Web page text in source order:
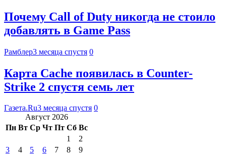
Почему Call of Duty никогда не стоило
добавлять в Game Pass
Рамблер3 месяца спустя 0
Карта Cache появилась в Counter-
Strike 2 спустя семь лет
Газета.Ru3 месяца спустя 0
Август 2026
Пн Вт Ср Чт Пт Сб Вс
1
2
3
4 5 6 7 8
9